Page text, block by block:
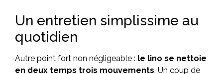
Un entretien simplissime au
quotidien
Autre point fort non négligeable : le lino se nettoie
en deux temps trois mouvements. Un coup de